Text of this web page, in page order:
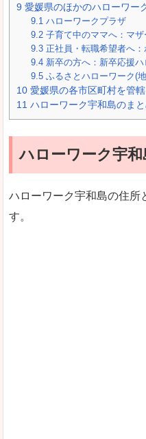
9 愛媛県のほかのハローワー
9.1 ハローワークプラザ
9.2 子育て中のママへ：マ
9.3 正社員・転職希望者へ
9.4 新卒の方へ：新卒応援ハ
9.5 ふるさとハローワーク(
10 愛媛県の各市区町村を管
11 ハローワーク宇和島のま
ハローワーク宇
ハローワーク宇和島の住所
す。